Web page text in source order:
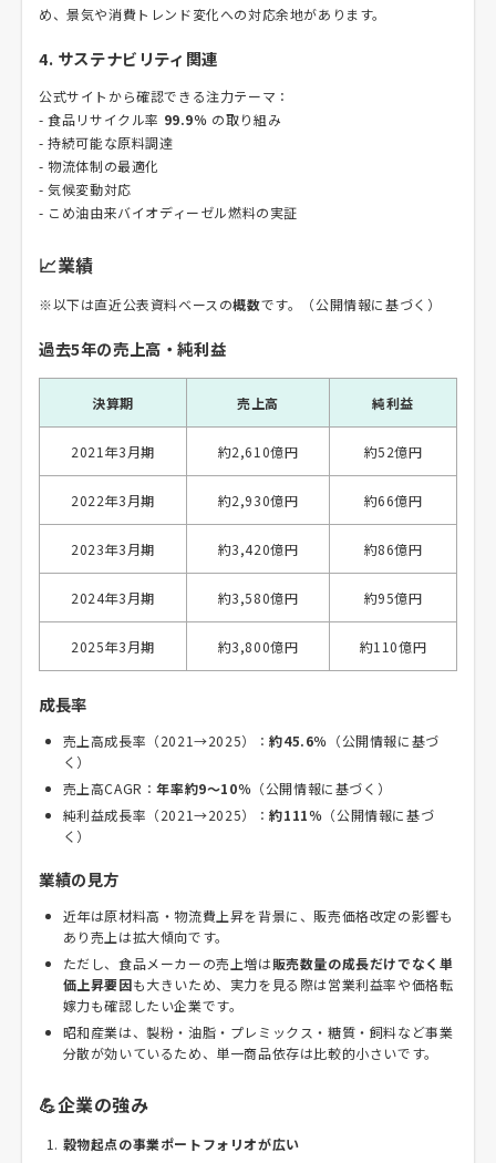
め、景気や消費トレンド変化への対応余地があります。
4. サステナビリティ関連
公式サイトから確認できる注力テーマ：
- 食品リサイクル率 99.9％ の取り組み
- 持続可能な原料調達
- 物流体制の最適化
- 気候変動対応
- こめ油由来バイオディーゼル燃料の実証
📈業績
※以下は直近公表資料ベースの概数です。（公開情報に基づく）
過去5年の売上高・純利益
決算期 売上高 純利益
2021年3月期 約2,610億円 約52億円
2022年3月期 約2,930億円 約66億円
2023年3月期 約3,420億円 約86億円
2024年3月期 約3,580億円 約95億円
2025年3月期 約3,800億円 約110億円
成長率
売上高成長率（2021→2025）：約45.6％ （公開情報に基づ
く）
売上高CAGR：年率約9〜10％ （公開情報に基づく）
純利益成長率（2021→2025）：約111％ （公開情報に基づ
く）
業績の見方
近年は原材料高・物流費上昇を背景に、販売価格改定の影響も
あり売上は拡大傾向です。
ただし、食品メーカーの売上増は販売数量の成長だけでなく単
価上昇要因も大きいため、実力を見る際は営業利益率や価格転
嫁力も確認したい企業です。
昭和産業は、製粉・油脂・プレミックス・糖質・飼料など事業
分散が効いているため、単一商品依存は比較的小さいです。
💪企業の強み
穀物起点の事業ポートフォリオが広い